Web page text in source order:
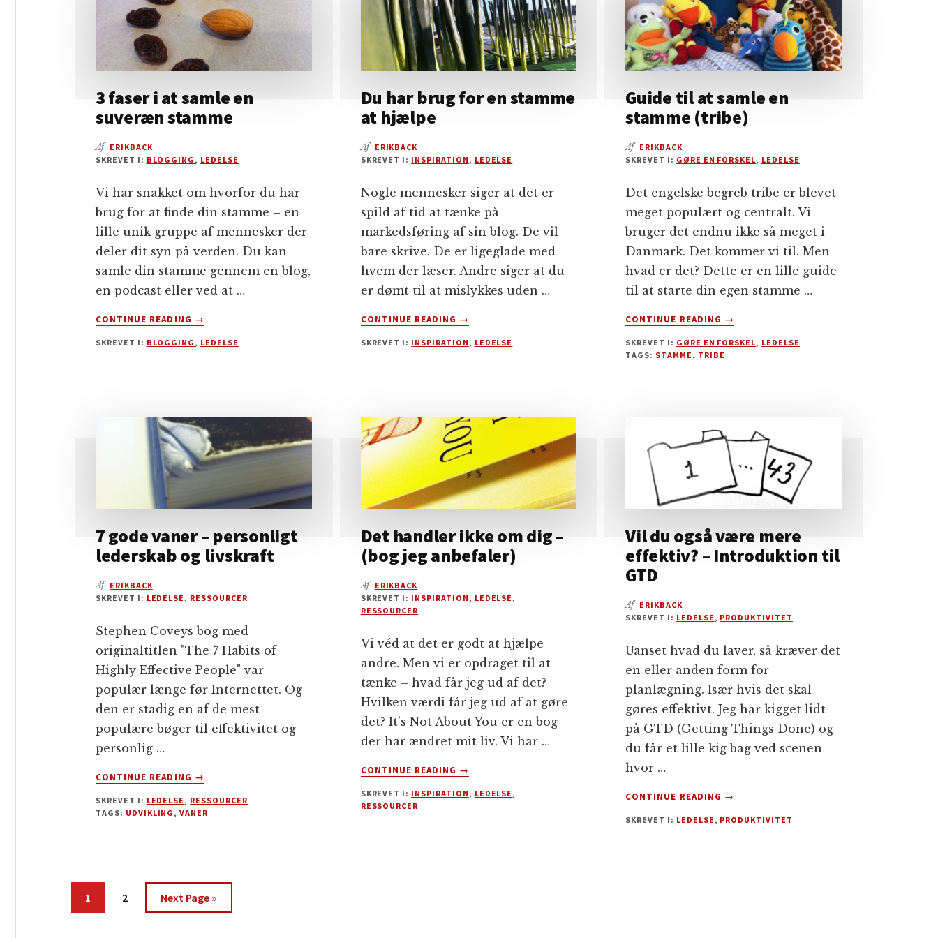
3 faser i at samle en
suveræn stamme
Af ERIKBACK
SKREVET I: BLOGGING, LEDELSE
Vi har snakket om hvorfor du har
brug for at finde din stamme – en
lille unik gruppe af mennesker der
deler dit syn på verden. Du kan
samle din stamme gennem en blog,
en podcast eller ved at …
CONTINUE READING
OM
FASER
SUVERÆN
STAMME
→
SKREVET I: BLOGGING, LEDELSE
Du har brug for en stamme
at hjælpe
Af ERIKBACK
SKREVET I: INSPIRATION, LEDELSE
Nogle mennesker siger at det er
spild af tid at tænke på
markedsføring af sin blog. De vil
bare skrive. De er ligeglade med
hvem der læser. Andre siger at du
er dømt til at mislykkes uden …
CONTINUE READING
OM
HAR
AT
HJÆLPE
→
SKREVET I: INSPIRATION, LEDELSE
Guide til at samle en
stamme (tribe)
Af ERIKBACK
SKREVET I: GØRE EN FORSKEL, LEDELSE
Det engelske begreb tribe er blevet
meget populært og centralt. Vi
bruger det endnu ikke så meget i
Danmark. Det kommer vi til. Men
hvad er det? Dette er en lille guide
til at starte din egen stamme …
CONTINUE READING
OM
TIL
AT
→
SKREVET I: GØRE EN FORSKEL, LEDELSE
TAGS: STAMME, TRIBE
7 gode vaner – personligt
lederskab og livskraft
Af ERIKBACK
SKREVET I: LEDELSE, RESSOURCER
Stephen Coveys bog med
originaltitlen "The 7 Habits of
Highly Effective People" var
populær længe før Internettet. Og
den er stadig en af de mest
populære bøger til effektivitet og
personlig …
CONTINUE READING
OM
GODE
VANER
OG
LIVSKRAFT
→
SKREVET I: LEDELSE, RESSOURCER
TAGS: UDVIKLING,VANER
Det handler ikke om dig –
(bog jeg anbefaler)
Af ERIKBACK
SKREVET I: INSPIRATION, LEDELSE,
RESSOURCER
Vi véd at det er godt at hjælpe
andre. Men vi er opdraget til at
tænke – hvad får jeg ud af det?
Hvilken værdi får jeg ud af at gøre
det? It's Not About You er en bog
der har ændret mit liv. Vi har …
CONTINUE READING
OM
HANDLER
→
SKREVET I: INSPIRATION, LEDELSE,
RESSOURCER
Vil du også være mere
effektiv? – Introduktion til
GTD
Af ERIKBACK
SKREVET I: LEDELSE, PRODUKTIVITET
Uanset hvad du laver, så kræver det
en eller anden form for
planlægning. Især hvis det skal
gøres effektivt. Jeg har kigget lidt
på GTD (Getting Things Done) og
du får et lille kig bag ved scenen
hvor …
CONTINUE READING
OM
DU
→
SKREVET I: LEDELSE, PRODUKTIVITET
Side
1 Side
2
Go
to
Next Page »